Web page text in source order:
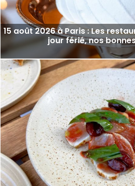
15 août 2026 à Paris : Les
jour férié, nos